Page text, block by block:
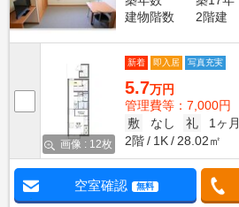
建物階数
2階建
画像 : 12枚
新着 即入居 写真充実
5.7万円
管理費等：7,000円
敷
なし 礼
1ヶ月
2階
1K 28.02㎡
空室確認 無料